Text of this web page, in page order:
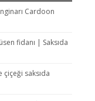
Cardoon
fidanı | Saksıda
çiçeği saksıda